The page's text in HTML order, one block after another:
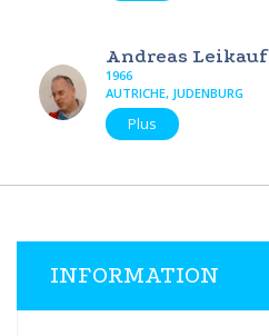
Andreas Leikauf
1966
AUTRICHE, JUDENBURG
Plus
INFORMATION